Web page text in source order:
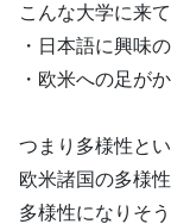
こんな大学に来
・日本語に興味
・欧米への足が
つまり多様性と
欧米諸国の多様
多様性になりそう